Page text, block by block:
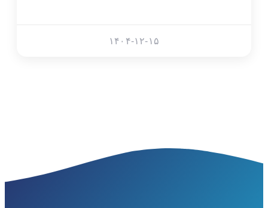
۱۴۰۴-۱۲-۱۵